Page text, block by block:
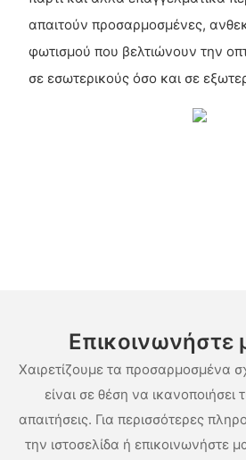
απαιτούν προσαρμοσμένες,
φωτισμού που βελτιώνουν την
σε εσωτερικούς όσο και σε
Επικοινωνήστε
Χαιρετίζουμε τα προσαρμοσμένα
είναι σε θέση να ικανοποιήσει
απαιτήσεις. Για περισσότερες
την ιστοσελίδα ή επικοινωνήστε